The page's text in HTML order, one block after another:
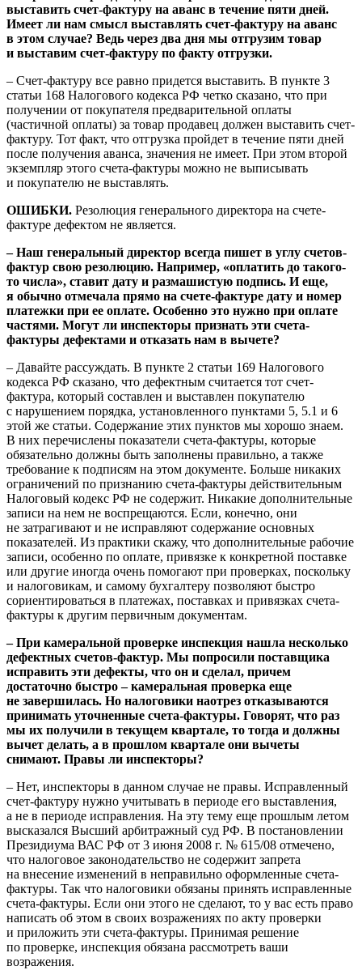
выставить счет-фактуру на аванс в течение пяти дней.
Имеет ли нам смысл выставлять счет-фактуру на аванс
в этом случае? Ведь через два дня мы отгрузим товар
и выставим счет-фактуру по факту отгрузки.
– Счет-фактуру все равно придется выставить. В пункте 3
статьи 168 Налогового кодекса РФ четко сказано, что при
получении от покупателя предварительной оплаты
(частичной оплаты) за товар продавец должен выставить счет-
фактуру. Тот факт, что отгрузка пройдет в течение пяти дней
после получения аванса, значения не имеет. При этом второй
экземпляр этого счета-фактуры можно не выписывать
и покупателю не выставлять.
ОШИБКИ. Резолюция генерального директора на счете-
фактуре дефектом не является.
– Наш генеральный директор всегда пишет в углу счетов-
фактур свою резолюцию. Например, «оплатить до такого-
то числа», ставит дату и размашистую подпись. И еще,
я обычно отмечала прямо на счете-фактуре дату и номер
платежки при ее оплате. Особенно это нужно при оплате
частями. Могут ли инспекторы признать эти счета-
фактуры дефектами и отказать нам в вычете?
– Давайте рассуждать. В пункте 2 статьи 169 Налогового
кодекса РФ сказано, что дефектным считается тот счет-
фактура, который составлен и выставлен покупателю
с нарушением порядка, установленного пунктами 5, 5.1 и 6
этой же статьи. Содержание этих пунктов мы хорошо знаем.
В них перечислены показатели счета-фактуры, которые
обязательно должны быть заполнены правильно, а также
требование к подписям на этом документе. Больше никаких
ограничений по признанию счета-фактуры действительным
Налоговый кодекс РФ не содержит. Никакие дополнительные
записи на нем не воспрещаются. Если, конечно, они
не затрагивают и не исправляют содержание основных
показателей. Из практики скажу, что дополнительные рабочие
записи, особенно по оплате, привязке к конкретной поставке
или другие иногда очень помогают при проверках, поскольку
и налоговикам, и самому бухгалтеру позволяют быстро
сориентироваться в платежах, поставках и привязках счета-
фактуры к другим первичным документам.
– При камеральной проверке инспекция нашла несколько
дефектных счетов-фактур. Мы попросили поставщика
исправить эти дефекты, что он и сделал, причем
достаточно быстро – камеральная проверка еще
не завершилась. Но налоговики наотрез отказываются
принимать уточненные счета-фактуры. Говорят, что раз
мы их получили в текущем квартале, то тогда и должны
вычет делать, а в прошлом квартале они вычеты
снимают. Правы ли инспекторы?
– Нет, инспекторы в данном случае не правы. Исправленный
счет-фактуру нужно учитывать в периоде его выставления,
а не в периоде исправления. На эту тему еще прошлым летом
высказался Высший арбитражный суд РФ. В постановлении
Президиума ВАС РФ от 3 июня 2008 г. № 615/08 отмечено,
что налоговое законодательство не содержит запрета
на внесение изменений в неправильно оформленные счета-
фактуры. Так что налоговики обязаны принять исправленные
счета-фактуры. Если они этого не сделают, то у вас есть право
написать об этом в своих возражениях по акту проверки
и приложить эти счета-фактуры. Принимая решение
по проверке, инспекция обязана рассмотреть ваши
возражения.